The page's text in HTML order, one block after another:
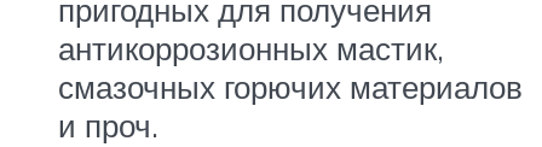
пригодных для получения
антикоррозионных мастик,
смазочных горючих материалов
и проч.